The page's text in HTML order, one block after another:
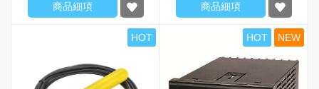
商品細項 商品細項
HOT HOT NEW